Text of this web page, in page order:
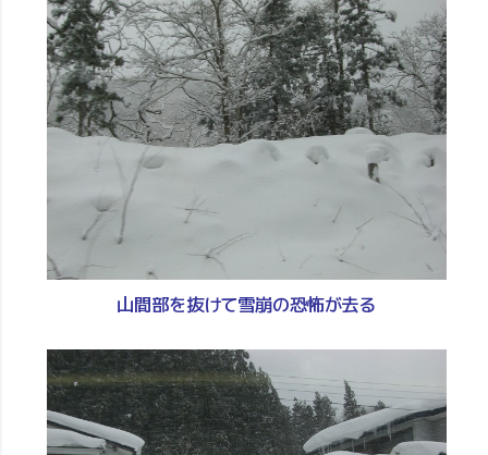
山間部を抜けて雪崩の恐怖が去る